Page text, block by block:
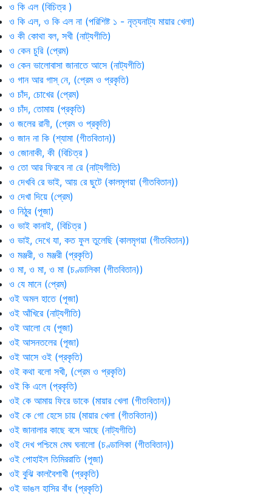
ও কি এল (বিচিত্র )
ও কি এল, ও কি এল না (পরিশিষ্ট ১ - নৃত্যনাট্য মায়ার খেলা)
ও কী কোথা বল, সখী (নাট্যগীতি)
ও কেন চুরি (প্রেম)
ও কেন ভালোবাসা জানাতে আসে (নাট্যগীতি)
ও গান আর গাস্ নে, (প্রেম ও প্রকৃতি)
ও চাঁদ, চোখের (প্রেম)
ও চাঁদ, তোমায় (প্রকৃতি)
ও জলের রানী, (প্রেম ও প্রকৃতি)
ও জান না কি (শ্যামা (গীতবিতান))
ও জোনাকী, কী (বিচিত্র )
ও তো আর ফিরবে না রে (নাট্যগীতি)
ও দেখবি রে ভাই, আয় রে ছুটে (কালমৃগয়া (গীতবিতান))
ও দেখা দিয়ে (প্রেম)
ও নিঠুর (পূজা)
ও ভাই কানাই, (বিচিত্র )
ও ভাই, দেখে যা, কত ফুল তুলেছি (কালমৃগয়া (গীতবিতান))
ও মঞ্জরী, ও মঞ্জরী (প্রকৃতি)
ও মা, ও মা, ও মা (চণ্ডালিকা (গীতবিতান))
ও যে মানে (প্রেম)
ওই অমল হাতে (পূজা)
ওই আঁখিরে (নাট্যগীতি)
ওই আলো যে (পূজা)
ওই আসনতলের (পূজা)
ওই আসে ওই (প্রকৃতি)
ওই কথা বলো সখী, (প্রেম ও প্রকৃতি)
ওই কি এলে (প্রকৃতি)
ওই কে আমায় ফিরে ডাকে (মায়ার খেলা (গীতবিতান))
ওই কে গো হেসে চায় (মায়ার খেলা (গীতবিতান))
ওই জানালার কাছে বসে আছে (নাট্যগীতি)
ওই দেখ পশ্চিমে মেঘ ঘনালো (চণ্ডালিকা (গীতবিতান))
ওই পোহাইল তিমিররাতি (পূজা)
ওই বুঝি কালবৈশাখী (প্রকৃতি)
ওই ভাঙল হাসির বাঁধ (প্রকৃতি)